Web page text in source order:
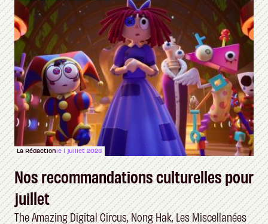
La Rédactionle 1 juillet 2026
Nos recommandations culturelles pour
juillet
The Amazing Digital Circus, Nong Hak, Les Miscellanées